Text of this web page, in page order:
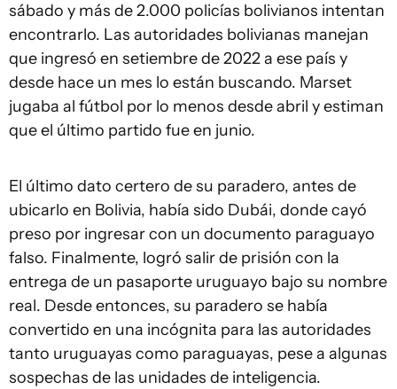
sábado y más de 2.000 policías bolivianos intentan
encontrarlo. Las autoridades bolivianas manejan
que ingresó en setiembre de 2022 a ese país y
desde hace un mes lo están buscando. Marset
jugaba al fútbol por lo menos desde abril y estiman
que el último partido fue en junio.
El último dato certero de su paradero, antes de
ubicarlo en Bolivia, había sido Dubái, donde cayó
preso por ingresar con un documento paraguayo
falso. Finalmente, logró salir de prisión con la
entrega de un pasaporte uruguayo bajo su nombre
real. Desde entonces, su paradero se había
convertido en una incógnita para las autoridades
tanto uruguayas como paraguayas, pese a algunas
sospechas de las unidades de inteligencia.